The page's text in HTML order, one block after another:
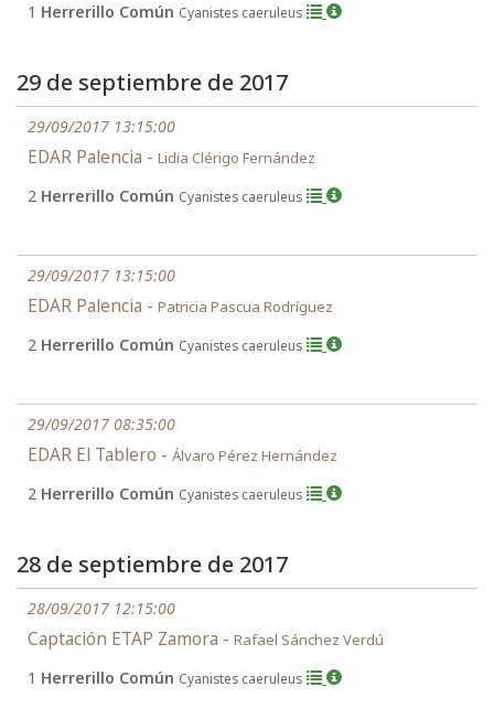
1 Herrerillo Común Cyanistes caeruleus
29 de septiembre de 2017
29/09/2017 13:15:00
EDAR Palencia - Lidia Clérigo Fernández
2 Herrerillo Común Cyanistes caeruleus
29/09/2017 13:15:00
EDAR Palencia - Patricia Pascua Rodríguez
2 Herrerillo Común Cyanistes caeruleus
29/09/2017 08:35:00
EDAR El Tablero - Álvaro Pérez Hernández
2 Herrerillo Común Cyanistes caeruleus
28 de septiembre de 2017
28/09/2017 12:15:00
Captación ETAP Zamora - Rafael Sánchez Verdú
1 Herrerillo Común Cyanistes caeruleus